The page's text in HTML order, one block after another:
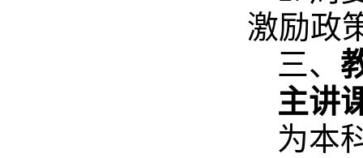
激励政
三、
主讲
为本